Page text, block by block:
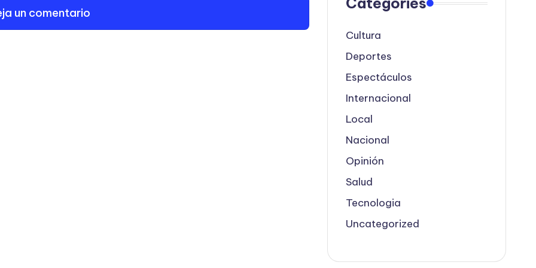
un comentario
Cultura
Deportes
Espectáculos
Internacional
Local
Nacional
Opinión
Salud
Tecnologia
Uncategorized